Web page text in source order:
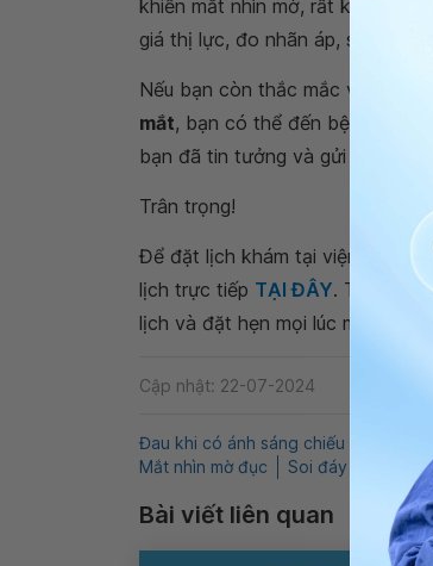
khiến mắt nhìn mờ, rất khó hồi
giá thị lực, đo nhãn áp, soi đáy
Nếu bạn còn thắc mắc về
mắt
mắt, bạn có thể đến bệnh viện
bạn đã tin tưởng và gửi câu hỏi
Trân trọng!
Để đặt lịch khám tại viện, Quý
lịch trực tiếp TẠI ĐÂY. Tải và
lịch và đặt hẹn mọi lúc mọi nơi
Cập nhật: 22-07-2024
Đau khi có ánh sáng chiếu vào
Mắt nhìn mờ đục
Soi đáy mắt
Bài viết liên quan